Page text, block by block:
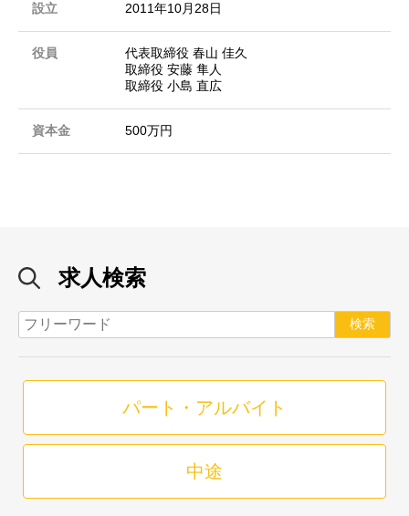
設立 2011年10月28日
役員
代表取締役 春山 佳久
取締役 安藤 隼人
取締役 小島 直広
資本金 500万円
求人検索
パート・アルバイト
中途